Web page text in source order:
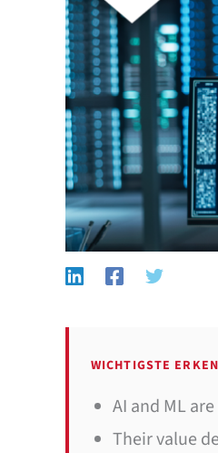
WICHTIGSTE
AI and ML
Their value